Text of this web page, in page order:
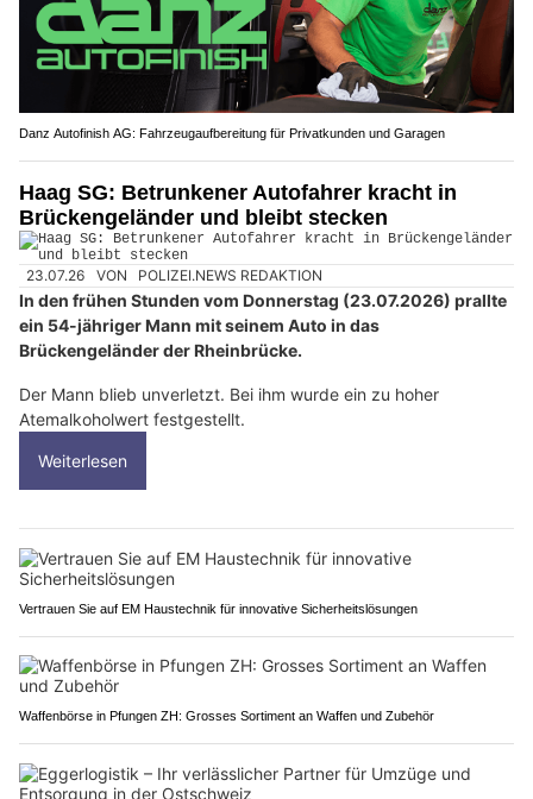
Danz Autofinish AG: Fahrzeugaufbereitung für Privatkunden und Garagen
Haag SG: Betrunkener Autofahrer kracht in
Brückengeländer und bleibt stecken
23.07.26 VON POLIZEI.NEWS REDAKTION
In den frühen Stunden vom Donnerstag (23.07.2026) prallte
ein 54-jähriger Mann mit seinem Auto in das
Brückengeländer der Rheinbrücke.
Der Mann blieb unverletzt. Bei ihm wurde ein zu hoher
Atemalkoholwert festgestellt.
Weiterlesen
Vertrauen Sie auf EM Haustechnik für innovative Sicherheitslösungen
Waffenbörse in Pfungen ZH: Grosses Sortiment an Waffen und Zubehör